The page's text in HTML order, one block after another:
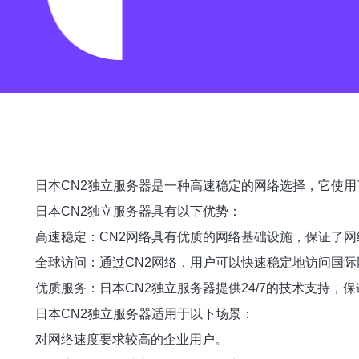
日本CN2独立服务器是一种高速稳定的网络选择，它使
日本CN2独立服务器具有以下优势：
高速稳定：CN2网络具有优质的网络基础设施，保证了
全球访问：通过CN2网络，用户可以快速稳定地访问国
优质服务：日本CN2独立服务器提供24/7的技术支持，
日本CN2独立服务器适用于以下场景：
对网络速度要求较高的企业用户。